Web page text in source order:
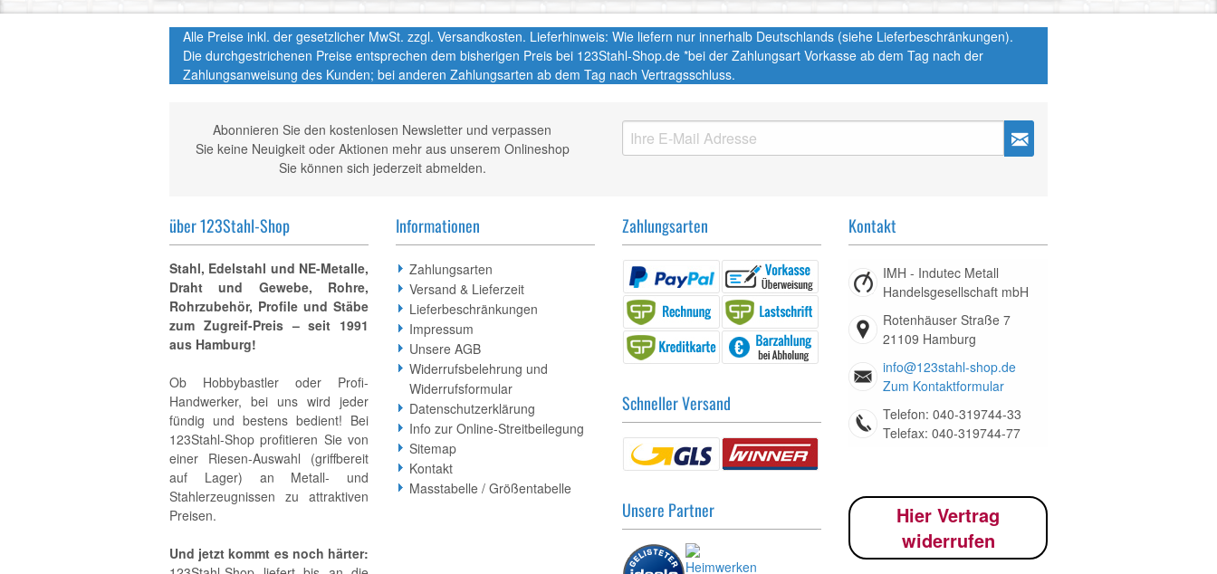
Alle Preise inkl. der gesetzlicher MwSt. zzgl. Versandkosten. Lieferhinweis: Wie liefern nur innerhalb Deutschlands (siehe Lieferbeschränkungen).
Die durchgestrichenen Preise entsprechen dem bisherigen Preis bei 123Stahl-Shop.de *bei der Zahlungsart Vorkasse ab dem Tag nach der
Zahlungsanweisung des Kunden; bei anderen Zahlungsarten ab dem Tag nach Vertragsschluss.
Abonnieren Sie den kostenlosen Newsletter und verpassen
Sie keine Neuigkeit oder Aktionen mehr aus unserem Onlineshop
Sie können sich jederzeit abmelden.
über 123Stahl-Shop
Stahl, Edelstahl und NE-Metalle,
Draht und Gewebe, Rohre,
Rohrzubehör, Profile und Stäbe
zum Zugreif-Preis – seit 1991
aus Hamburg!
Ob Hobbybastler oder Profi-
Handwerker, bei uns wird jeder
fündig und bestens bedient! Bei
123Stahl-Shop profitieren Sie von
einer Riesen-Auswahl (griffbereit
auf Lager) an Metall- und
Stahlerzeugnissen zu attraktiven
Preisen.
Und jetzt kommt es noch härter:
Informationen
Zahlungsarten
Versand & Lieferzeit
Lieferbeschränkungen
Impressum
Unsere AGB
Widerrufsbelehrung und
Widerrufsformular
Datenschutzerklärung
Info zur Online-Streitbeilegung
Sitemap
Kontakt
Masstabelle / Größentabelle
Zahlungsarten
Schneller Versand
Unsere Partner
Kontakt
IMH - Indutec Metall
Handelsgesellschaft mbH
Rotenhäuser Straße 7
21109 Hamburg
info@123stahl-shop.de
Zum Kontaktformular
Telefon: 040-319744-33
Telefax: 040-319744-77
Hier Vertrag
widerrufen